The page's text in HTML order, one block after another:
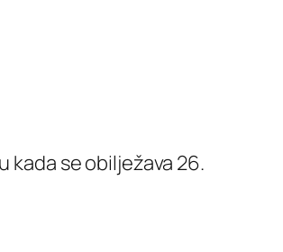
kada se obilježava 26.